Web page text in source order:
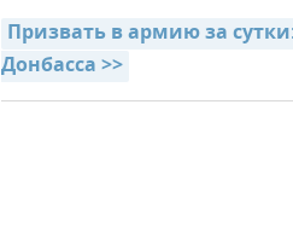
Призвать в армию за
Донбасса >>